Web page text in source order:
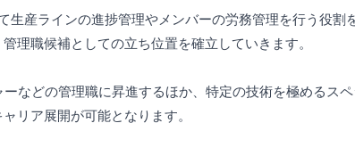
生産ラインの進捗管理やメンバーの労務管理を行う役割
理職候補としての立ち位置を確立していきます。
などの管理職に昇進するほか、特定の技術を極めるス
リア展開が可能となります。